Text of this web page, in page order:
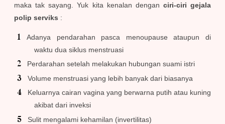
maka tak sayang. Yuk kita kenalan dengan ciri-ciri gejala
polip serviks :
Adanya pendarahan pasca menoupause ataupun di
waktu dua siklus menstruasi
Perdarahan setelah melakukan hubungan suami istri
Volume menstruasi yang lebih banyak dari biasanya
Keluarnya cairan vagina yang berwarna putih atau kuning
akibat dari inveksi
Sulit mengalami kehamilan (invertilitas)